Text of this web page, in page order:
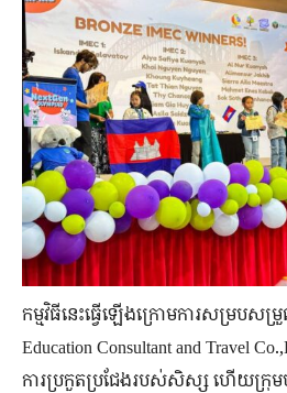
កម្មវិធីនេះធ្វើឡើងក្រោមការសម្រប
Education Consultant and Travel
ការ​ប្រកួតប្រជែង​របស់​សិស្ស ហើយ​ក្រុម